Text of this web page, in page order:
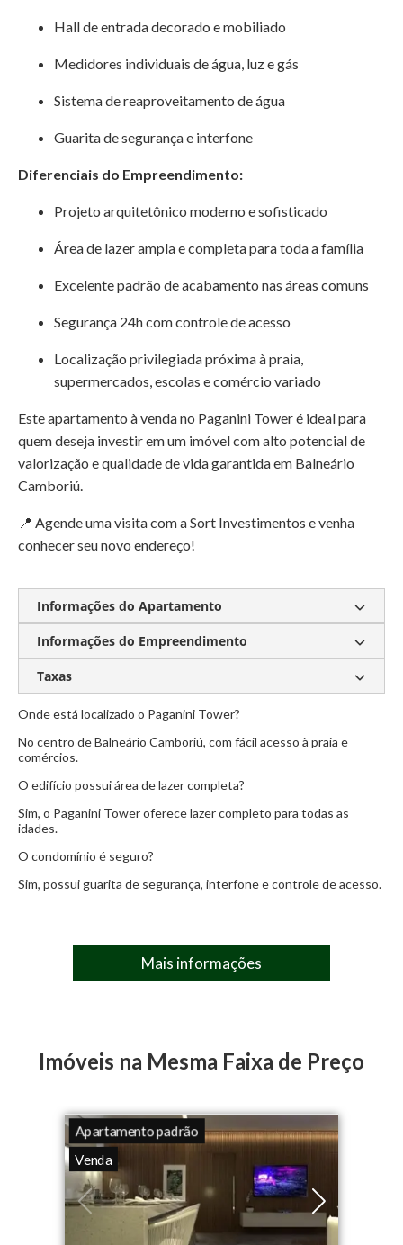
Hall de entrada decorado e mobiliado
Medidores individuais de água, luz e gás
Sistema de reaproveitamento de água
Guarita de segurança e interfone
Diferenciais do Empreendimento:
Projeto arquitetônico moderno e sofisticado
Área de lazer ampla e completa para toda a família
Excelente padrão de acabamento nas áreas comuns
Segurança 24h com controle de acesso
Localização privilegiada próxima à praia,
supermercados, escolas e comércio variado
Este apartamento à venda no Paganini Tower é ideal para
quem deseja investir em um imóvel com alto potencial de
valorização e qualidade de vida garantida em Balneário
Camboriú.
📍 Agende uma visita com a Sort Investimentos e venha
conhecer seu novo endereço!
Informações do Apartamento
Churrasqueira a carvão
Gás encanado
Piscina
Informações do Empreendimento
Taxas
Condomínio:Sob consulta
IPTU:
Onde está localizado o Paganini Tower?
No centro de Balneário Camboriú, com fácil acesso à praia e
comércios.
O edifício possui área de lazer completa?
Sim, o Paganini Tower oferece lazer completo para todas as
idades.
O condomínio é seguro?
Sim, possui guarita de segurança, interfone e controle de acesso.
Mais informações
Imóveis na Mesma Faixa de Preço
Apartamento padrão
Venda